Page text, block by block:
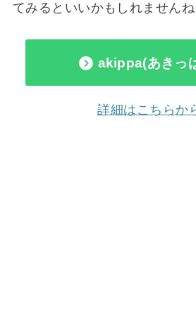
てみるといいかもしれませんね
akippa(あきっ
詳細はこちらか